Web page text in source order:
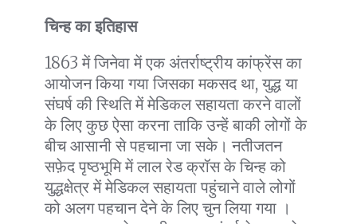
चिन्ह का इतिहास
1863 में जिनेवा में एक अंतर्राष्ट्रीय कांफ्रेंस का
आयोजन किया गया जिसका मकसद था, युद्ध या
संघर्ष की स्थिति में मेडिकल सहायता करने वालों
के लिए कुछ ऐसा करना ताकि उन्हें बाकी लोगों के
बीच आसानी से पहचाना जा सके। नतीजतन
सफ़ेद पृष्ठभूमि में लाल रेड क्रॉस के चिन्ह को
युद्धक्षेत्र में मेडिकल सहायता पहुंचाने वाले लोगों
को अलग पहचान देने के लिए चुन लिया गया ।